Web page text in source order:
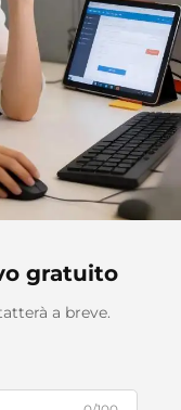
gratuito
a breve.